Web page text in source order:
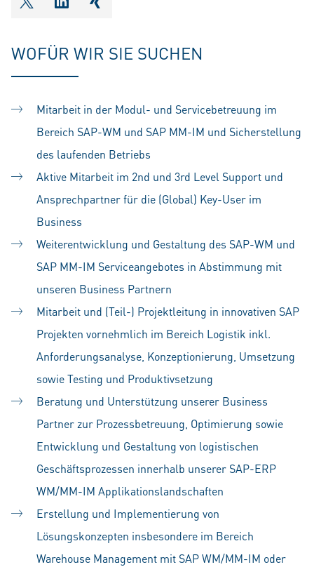
shareOntwitter
shareOnlinkedIn
shareOnxing
WOFÜR WIR SIE SUCHEN
Mitarbeit in der Modul- und Servicebetreuung im
Bereich SAP-WM und SAP MM-IM und Sicherstellung
des laufenden Betriebs
Aktive Mitarbeit im 2nd und 3rd Level Support und
Ansprechpartner für die (Global) Key-User im
Business
Weiterentwicklung und Gestaltung des SAP-WM und
SAP MM-IM Serviceangebotes in Abstimmung mit
unseren Business Partnern
Mitarbeit und (Teil-) Projektleitung in innovativen SAP
Projekten vornehmlich im Bereich Logistik inkl.
Anforderungsanalyse, Konzeptionierung, Umsetzung
sowie Testing und Produktivsetzung
Beratung und Unterstützung unserer Business
Partner zur Prozessbetreuung, Optimierung sowie
Entwicklung und Gestaltung von logistischen
Geschäftsprozessen innerhalb unserer SAP-ERP
WM/MM-IM Applikationslandschaften
Erstellung und Implementierung von
Lösungskonzepten insbesondere im Bereich
Warehouse Management mit SAP WM/MM-IM oder